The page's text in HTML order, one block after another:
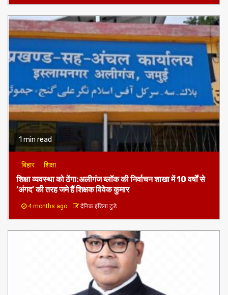
1 min read
बिहार शिक्षा
शिक्षा व्यवस्था को ठेंगा:अलीगंज ब्लॉक की निर्वाचन शाखा में 10 वर्षों से
‘अंगद’ की तरह जमे हैं शिक्षक विवेक कुमार
4 months ago दैनिक इंडिया टुडे